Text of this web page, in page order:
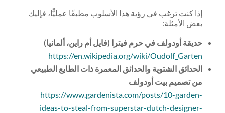
إذا كنت ترغب في رؤية هذا الأسلوب مطبقًا عمليًّا، فإليك
بعض الأمثلة:
حديقة أودولف في حرم فيترا (فايل أم راين، ألمانيا)
https://en.wikipedia.org/wiki/Oudolf_Garten
الحدائق الشتوية والحدائق المعمرة ذات الطابع الطبيعي
من تصميم بيت أودولف
https://www.gardenista.com/posts/10-garden-
ideas-to-steal-from-superstar-dutch-designer-